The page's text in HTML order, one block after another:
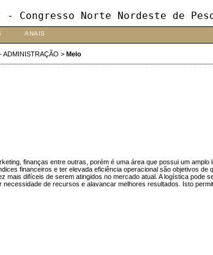
Congresso Norte Nordeste de
ANAIS
ADMINISTRAÇÃO > Melo
finanças entre outras, porém é uma área que possui um
financeiros e ter elevada eficiência operacional são objetivos de
difíceis de serem atingidos no mercado atual. A logística pode
de recursos e alavancar melhores resultados. Isto